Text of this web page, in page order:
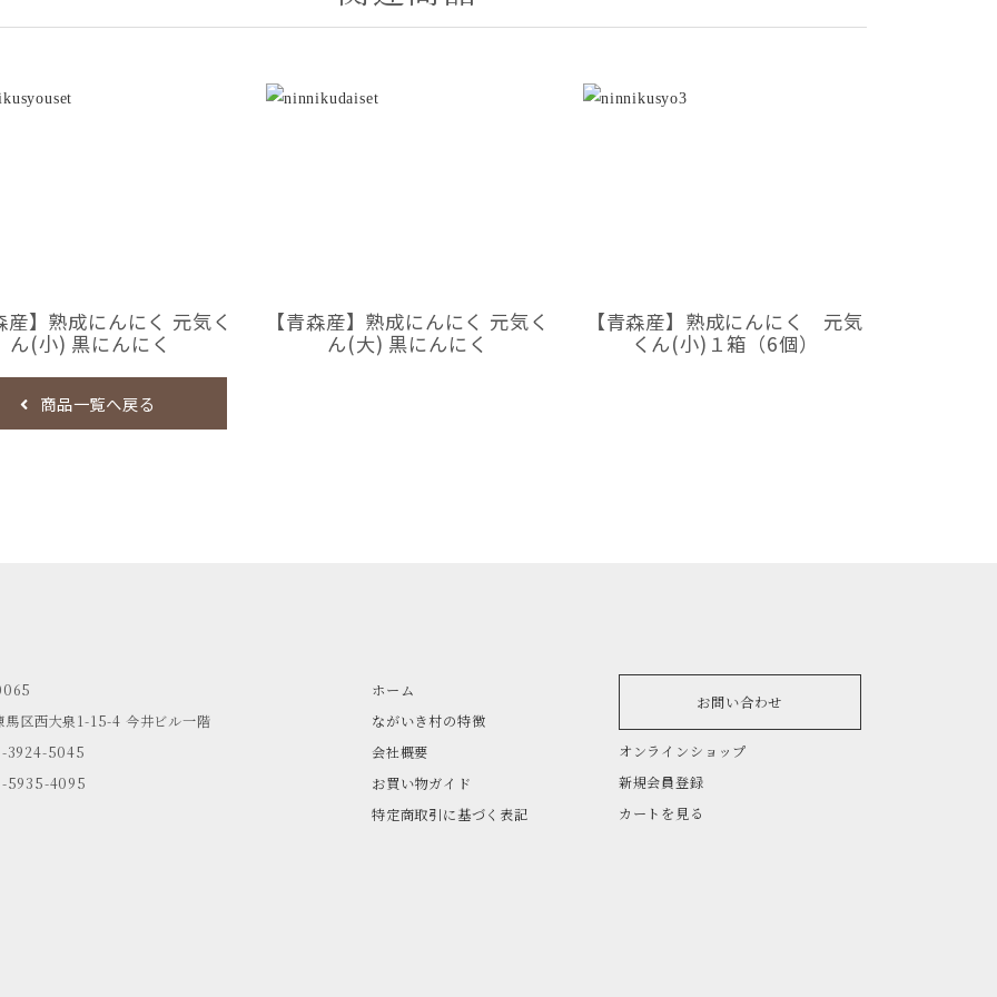
産】熟成にんにく 元気く
ん(小) 黒にんにく
【青森産】熟成にんにく 元気く
ん(大) 黒にんにく
【青森産】熟成にんにく 元気
くん(小)１箱（6個）
商品一覧へ戻る
馬区西大泉1-15-4 今井ビル一階
3924-5045
5935-4095
ホーム
ながいき村の特徴
会社概要
お買い物ガイド
特定商取引に基づく表記
お問い合わせ
オンラインショップ
新規会員登録
カートを見る